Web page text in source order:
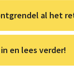
al het
en lees verder!